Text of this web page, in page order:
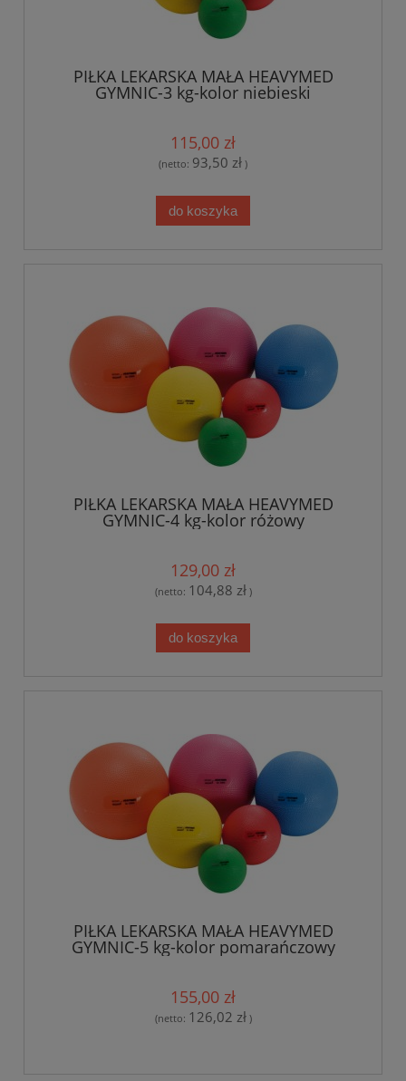
PIŁKA LEKARSKA MAŁA HEAVYMED
GYMNIC-3 kg-kolor niebieski
115,00 zł
(netto: 93,50 zł )
do koszyka
PIŁKA LEKARSKA MAŁA HEAVYMED
GYMNIC-4 kg-kolor różowy
129,00 zł
(netto: 104,88 zł)
do koszyka
PIŁKA LEKARSKA MAŁA HEAVYMED
GYMNIC-5 kg-kolor pomarańczowy
155,00 zł
(netto: 126,02 zł)